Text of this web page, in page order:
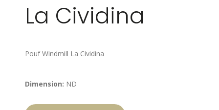
La Cividina
Pouf Windmill La Cividina
Dimension: ND